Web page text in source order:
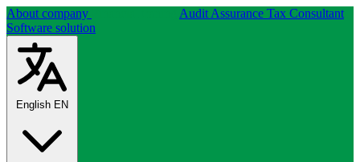
About company Audit Assurance Tax Consultant
Software solution
English EN